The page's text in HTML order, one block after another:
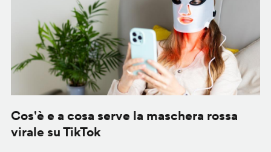
Cos'è e a cosa serve la maschera rossa
virale su TikTok